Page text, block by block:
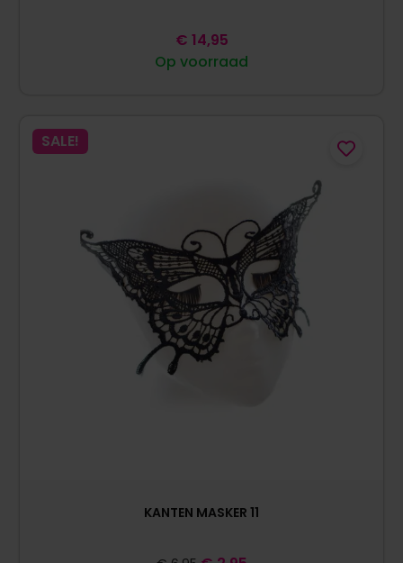
Op voorraad
€ 14,95
SALE!
KANTEN MASKER 11